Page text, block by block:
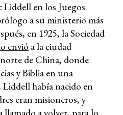
en los Juegos
a su ministerio más
en 1925, la Sociedad
envió a la ciudad
de China, donde
y Biblia en una
había nacido en
eran misioneros, y